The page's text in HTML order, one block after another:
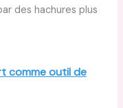
des hachures plus
comme outil de